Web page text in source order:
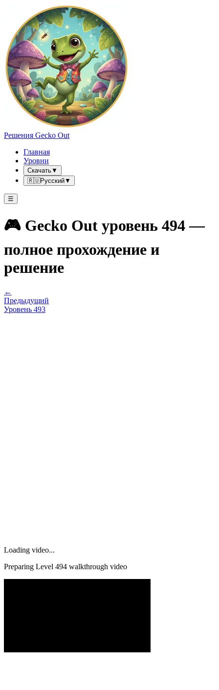
Решения Gecko Out
Главная
Уровни
Скачать▼
🇷🇺Русский▼
☰
🎮 Gecko Out уровень 494 —
полное прохождение и
решение
←
Предыдущий
Уровень 493
Loading video...
Preparing Level 494 walkthrough video